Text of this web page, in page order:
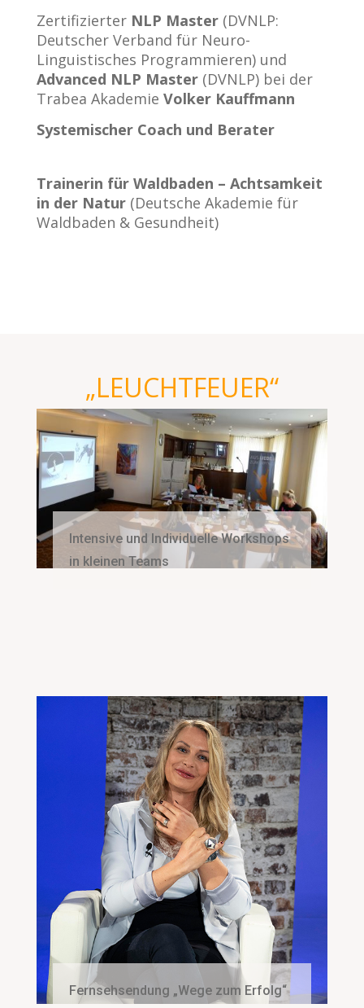
Zertifizierter NLP Master(DVNLP:
Deutscher Verband für Neuro-
Linguistisches Programmieren) und
Advanced NLP Master(DVNLP) bei der
Trabea Akademie Volker Kauffmann
Systemischer Coach und Berater
Trainerin für Waldbaden – Achtsamkeit
in der Natur(Deutsche Akademie für
Waldbaden & Gesundheit)
„LEUCHTFEUER“
Intensive und Individuelle Workshops
in kleinen Teams
Fernsehsendung „Wege zum Erfolg“